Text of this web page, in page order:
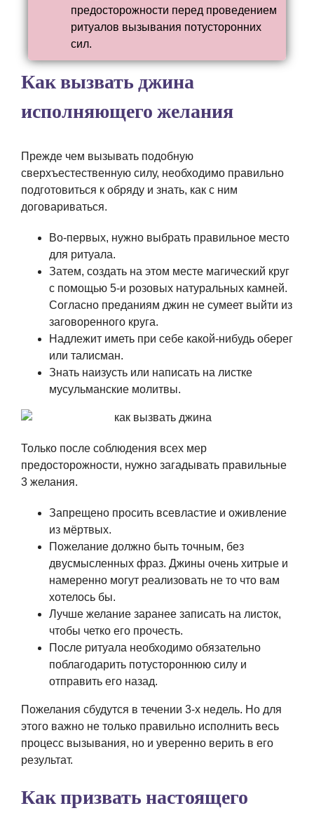
предосторожности перед проведением
ритуалов вызывания потусторонних
сил.
Как вызвать джина
исполняющего желания
Прежде чем вызывать подобную
сверхъестественную силу, необходимо правильно
подготовиться к обряду и знать, как с ним
договариваться.
Во-первых, нужно выбрать правильное место
для ритуала.
Затем, создать на этом месте магический круг
с помощью 5-и розовых натуральных камней.
Согласно преданиям джин не сумеет выйти из
заговоренного круга.
Надлежит иметь при себе какой-нибудь оберег
или талисман.
Знать наизусть или написать на листке
мусульманские молитвы.
Только после соблюдения всех мер
предосторожности, нужно загадывать правильные
3 желания.
Запрещено просить всевластие и оживление
из мёртвых.
Пожелание должно быть точным, без
двусмысленных фраз. Джины очень хитрые и
намеренно могут реализовать не то что вам
хотелось бы.
Лучше желание заранее записать на листок,
чтобы четко его прочесть.
После ритуала необходимо обязательно
поблагодарить потустороннюю силу и
отправить его назад.
Пожелания сбудутся в течении 3-х недель. Но для
этого важно не только правильно исполнить весь
процесс вызывания, но и уверенно верить в его
результат.
Как призвать настоящего